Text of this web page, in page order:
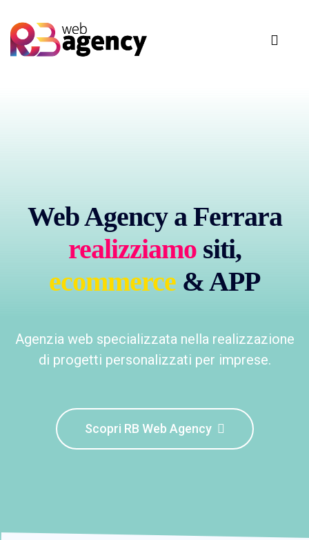
Web Agency a Ferrara
realizziamositi,
ecommerce & APP
Agenzia web specializzata nella realizzazione
di progetti personalizzati per imprese.
Scopri RB Web Agency